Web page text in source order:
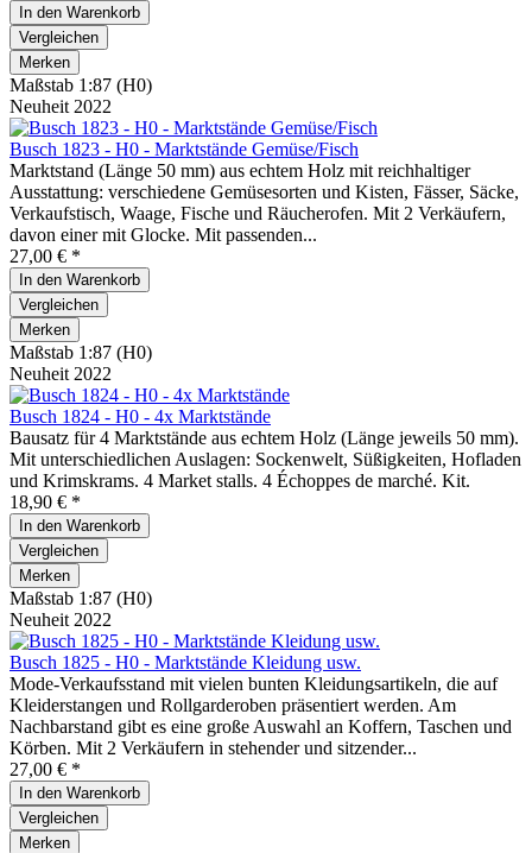
In den Warenkorb
Vergleichen
Merken
Maßstab 1:87 (H0)
Neuheit 2022
Busch 1823 - H0 - Marktstände Gemüse/Fisch
Marktstand (Länge 50 mm) aus echtem Holz mit reichhaltiger
Ausstattung: verschiedene Gemüsesorten und Kisten, Fässer, Säcke,
Verkaufstisch, Waage, Fische und Räucherofen. Mit 2 Verkäufern,
davon einer mit Glocke. Mit passenden...
27,00 € *
In den Warenkorb
Vergleichen
Merken
Maßstab 1:87 (H0)
Neuheit 2022
Busch 1824 - H0 - 4x Marktstände
Bausatz für 4 Marktstände aus echtem Holz (Länge jeweils 50 mm).
Mit unterschiedlichen Auslagen: Sockenwelt, Süßigkeiten, Hofladen
und Krimskrams. 4 Market stalls. 4 Échoppes de marché. Kit.
18,90 € *
In den Warenkorb
Vergleichen
Merken
Maßstab 1:87 (H0)
Neuheit 2022
Busch 1825 - H0 - Marktstände Kleidung usw.
Mode-Verkaufsstand mit vielen bunten Kleidungsartikeln, die auf
Kleiderstangen und Rollgarderoben präsentiert werden. Am
Nachbarstand gibt es eine große Auswahl an Koffern, Taschen und
Körben. Mit 2 Verkäufern in stehender und sitzender...
27,00 € *
In den Warenkorb
Vergleichen
Merken